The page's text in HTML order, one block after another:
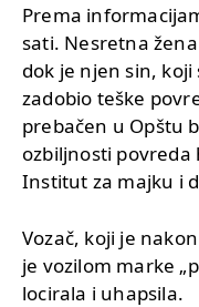
Prema
sati. Nesretna
dok je njen sin,
zadobio teške
prebačen u Opštu
ozbiljnosti
Institut za majku i
Vozač, koji je
je vozilom marke
locirala i uhapsila.